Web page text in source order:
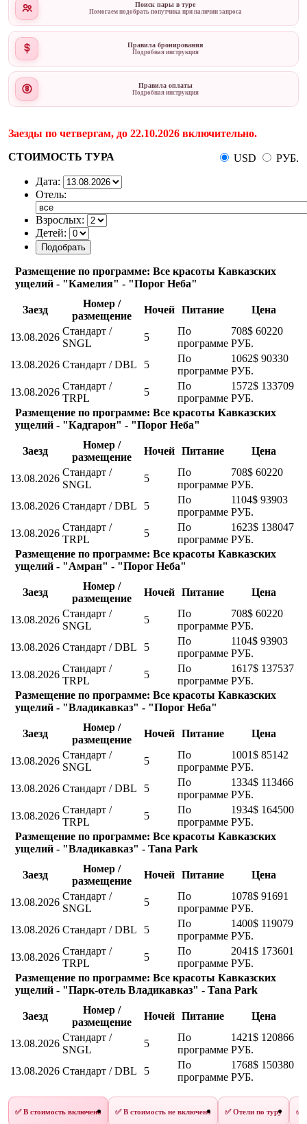
Поиск пары в туре
Помогаем подобрать попутчика при наличии запроса
Правила бронирования
Подробная инструкция
Правила оплаты
Подробная инструкция
Заезды по четвергам, до 22.10.2026 включительно.
СТОИМОСТЬ ТУРА
USD
РУБ.
Дата:
Отель:
Взрослых:
Детей:
Размещение по программе: Все красоты Кавказских
ущелий - "Камелия" - "Порог Неба"
Заезд
Номер /
размещение
Ночей Питание Цена
13.08.2026
Стандарт /
SNGL
5
По
программе
708$ 60220
РУБ.
13.08.2026 Стандарт / DBL 5
По
программе
1062$ 90330
РУБ.
13.08.2026
Стандарт /
TRPL
5
По
программе
1572$ 133709
РУБ.
Размещение по программе: Все красоты Кавказских
ущелий - "Кадгарон" - "Порог Неба"
Заезд
Номер /
размещение
Ночей Питание Цена
13.08.2026
Стандарт /
SNGL
5
По
программе
708$ 60220
РУБ.
13.08.2026 Стандарт / DBL 5
По
программе
1104$ 93903
РУБ.
13.08.2026
Стандарт /
TRPL
5
По
программе
1623$ 138047
РУБ.
Размещение по программе: Все красоты Кавказских
ущелий - "Амран" - "Порог Неба"
Заезд
Номер /
размещение
Ночей Питание Цена
13.08.2026
Стандарт /
SNGL
5
По
программе
708$ 60220
РУБ.
13.08.2026 Стандарт / DBL 5
По
программе
1104$ 93903
РУБ.
13.08.2026
Стандарт /
TRPL
5
По
программе
1617$ 137537
РУБ.
Размещение по программе: Все красоты Кавказских
ущелий - "Владикавказ" - "Порог Неба"
Заезд
Номер /
размещение
Ночей Питание Цена
13.08.2026
Стандарт /
SNGL
5
По
программе
1001$ 85142
РУБ.
13.08.2026 Стандарт / DBL 5
По
программе
1334$ 113466
РУБ.
13.08.2026
Стандарт /
TRPL
5
По
программе
1934$ 164500
РУБ.
Размещение по программе: Все красоты Кавказских
ущелий - "Владикавказ" - Tana Park
Заезд
Номер /
размещение
Ночей Питание Цена
13.08.2026
Стандарт /
SNGL
5
По
программе
1078$ 91691
РУБ.
13.08.2026 Стандарт / DBL 5
По
программе
1400$ 119079
РУБ.
13.08.2026
Стандарт /
TRPL
5
По
программе
2041$ 173601
РУБ.
Размещение по программе: Все красоты Кавказских
ущелий - "Парк-отель Владикавказ" - Tana Park
Заезд
Номер /
размещение
Ночей Питание Цена
13.08.2026
Стандарт /
SNGL
5
По
программе
1421$ 120866
РУБ.
13.08.2026 Стандарт / DBL 5
По
программе
1768$ 150380
РУБ.
✅ В стоимость включено ✅ В стоимость не включено ✅ Отели по туру ✅